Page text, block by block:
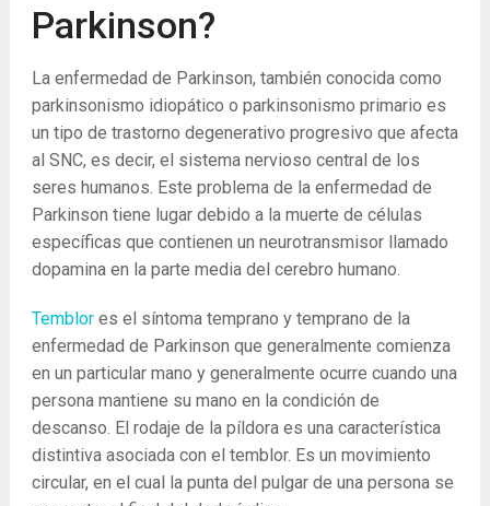
Parkinson?
La enfermedad de Parkinson, también conocida como
parkinsonismo idiopático o parkinsonismo primario es
un tipo de trastorno degenerativo progresivo que afecta
al SNC, es decir, el sistema nervioso central de los
seres humanos. Este problema de la enfermedad de
Parkinson tiene lugar debido a la muerte de células
específicas que contienen un neurotransmisor llamado
dopamina en la parte media del cerebro humano.
Temblor es el síntoma temprano y temprano de la
enfermedad de Parkinson que generalmente comienza
en un particular mano y generalmente ocurre cuando una
persona mantiene su mano en la condición de
descanso. El rodaje de la píldora es una característica
distintiva asociada con el temblor. Es un movimiento
circular, en el cual la punta del pulgar de una persona se